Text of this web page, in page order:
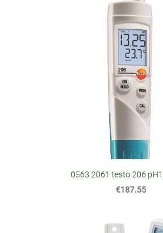
0563 2061 testo 206
€187.55